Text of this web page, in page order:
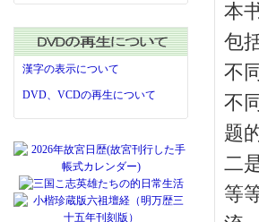
漢字の表示について
DVD、VCDの再生について
本
包
不
不
题
二
等